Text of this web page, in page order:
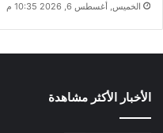
الخميس, أغسطس 6, 2026 10:35 م
الأخبار الأكثر مشاهدة